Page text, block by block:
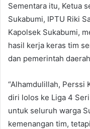
Sementara itu, Ketua
Sukabumi, IPTU Riki
Kapolsek Sukabumi,
hasil kerja keras tim
dan pemerintah
“Alhamdulillah, Perssi
diri lolos ke Liga 4
untuk seluruh warga
kemenangan tim,